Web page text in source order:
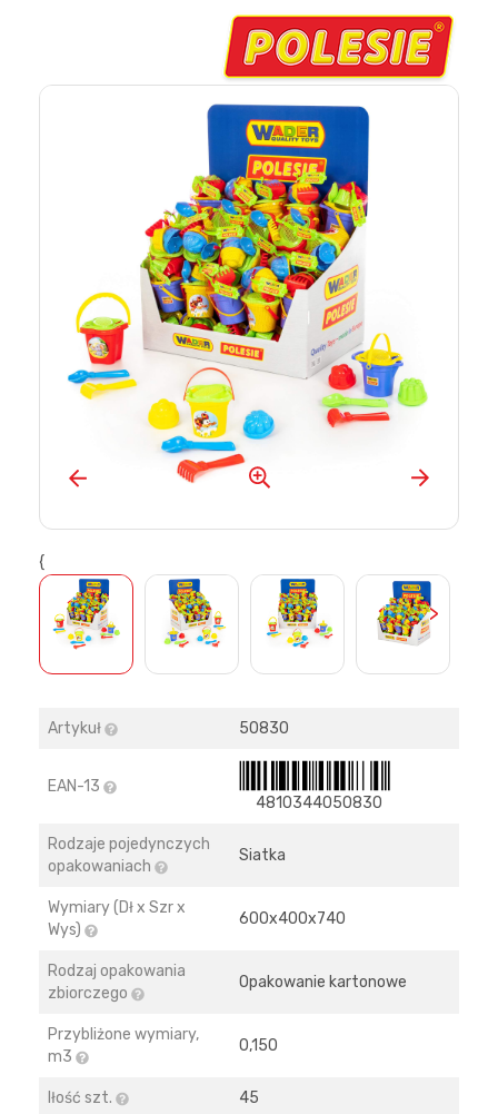
{
>
Artykuł 50830
EAN-13
4810344050830
Rodzaje pojedynczych
opakowaniach
Siatka
Wymiary (Dł x Szr x
Wys)
600х400х740
Rodzaj opakowania
zbiorczego
Opakowanie kartonowe
Przybliżone wymiary,
m3
0,150
Iłość szt. 45